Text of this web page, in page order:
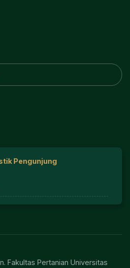
Pengunjung
Fakultas Pertanian Universitas